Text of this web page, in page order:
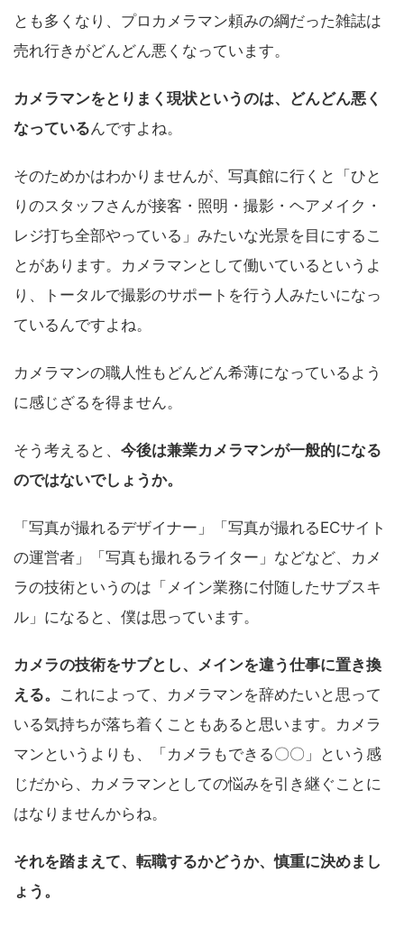
とも多くなり、プロカメラマン頼みの綱だった雑誌は
売れ行きがどんどん悪くなっています。
カメラマンをとりまく現状というのは、どんどん悪く
なっているんですよね。
そのためかはわかりませんが、写真館に行くと「ひと
りのスタッフさんが接客・照明・撮影・ヘアメイク・
レジ打ち全部やっている」みたいな光景を目にするこ
とがあります。カメラマンとして働いているというよ
り、トータルで撮影のサポートを行う人みたいになっ
ているんですよね。
カメラマンの職人性もどんどん希薄になっているよう
に感じざるを得ません。
そう考えると、 今後は兼業カメラマンが一般的になる
のではないでしょうか。
「写真が撮れるデザイナー」「写真が撮れるECサイト
の運営者」「写真も撮れるライター」などなど、カメ
ラの技術というのは「メイン業務に付随したサブスキ
ル」になると、僕は思っています。
カメラの技術をサブとし、メインを違う仕事に置き換
える。 これによって、カメラマンを辞めたいと思って
いる気持ちが落ち着くこともあると思います。カメラ
マンというよりも、「カメラもできる〇〇」という感
じだから、カメラマンとしての悩みを引き継ぐことに
はなりませんからね。
それを踏まえて、転職するかどうか、慎重に決めまし
ょう。